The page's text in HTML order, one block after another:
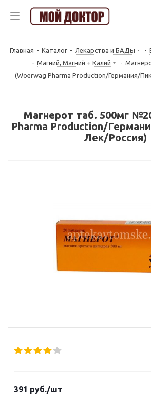
Главная - Каталог - Лекарства и БАДы -
- Магний, Магний + Калий -
(Woerwag Pharma Production/Германия/
Магнерот таб. 500мг
Pharma Production/
Лек/Россия)
391 руб./шт